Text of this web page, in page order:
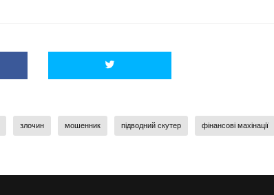
злочин мошенник підводний скутер фінансові махінації